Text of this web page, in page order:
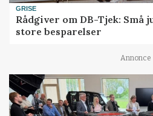
GRISE
Rådgiver om DB-Tjek: Små
store besparelser
Annonce